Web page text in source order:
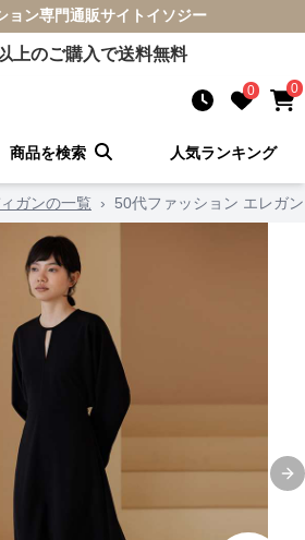
ョン専門通販サイト イソジー
上のご購入で送料無料
0 0
商品を検索 人気ランキング
ガンの一覧 › 50代ファッション エレガ